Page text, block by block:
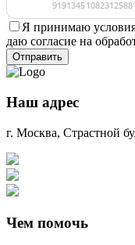
Я принимаю
даю согласие на
Наш адрес
г. Москва, Страстной
Чем помочь